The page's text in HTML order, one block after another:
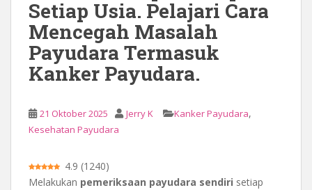
Setiap Usia. Pelajari Cara
Mencegah Masalah
Payudara Termasuk
Kanker Payudara.
21 Oktober 2025 Jerry K Kanker Payudara,
Kesehatan Payudara
4.9 (1240)
Melakukan pemeriksaan payudara sendiri setiap